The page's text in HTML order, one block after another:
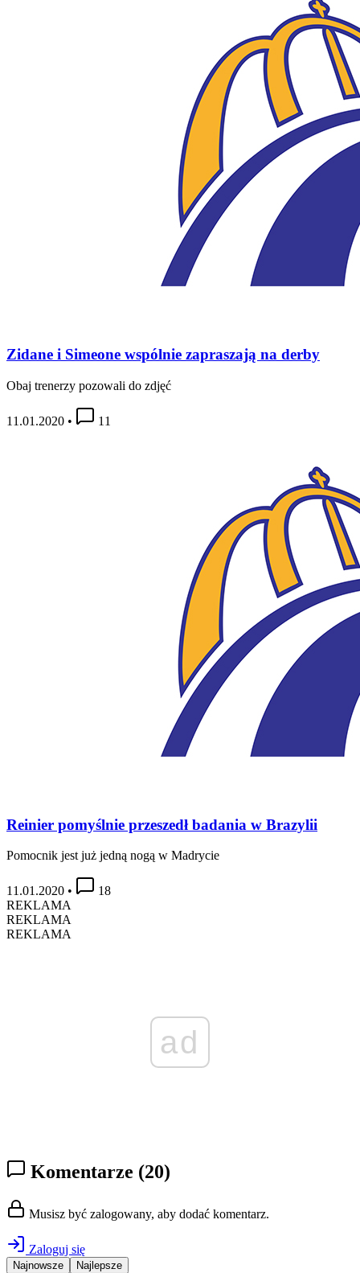
Zidane i Simeone wspólnie zapraszają na derby
Obaj trenerzy pozowali do zdjęć
11.01.2020 • 11
Reinier pomyślnie przeszedł badania w Brazylii
Pomocnik jest już jedną nogą w Madrycie
11.01.2020 •
18
REKLAMA
REKLAMA
REKLAMA
ad
Komentarze (20)
Musisz być zalogowany, aby dodać komentarz.
Zaloguj się
Najnowsze Najlepsze